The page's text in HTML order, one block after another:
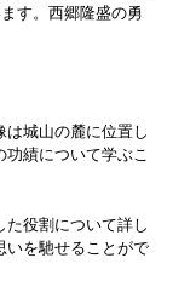
す。西郷隆盛の勇
は城山の麓に位置し
績について学ぶこ
役割について詳し
いを馳せることがで